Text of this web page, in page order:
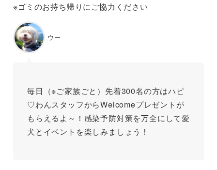
​※ゴミのお持ち帰りにご協力ください
ウー
毎日​（※ご家族ごと）先着300名の方はハピ
♡わんスタッフからWelcomeプレゼントが
もらえるよ～！感染予防対策を万全にして愛
犬とイベントを楽しみましょう！